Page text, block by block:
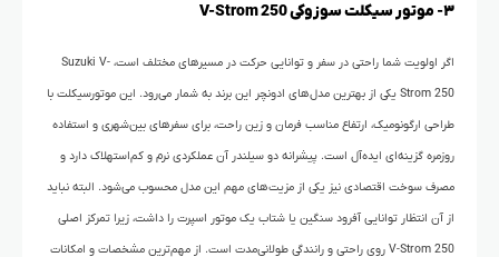
۳- موتور سیکلت سوزوکی V-Strom 250
اگر اولویت شما راحتی در سفر و توانایی حرکت در مسیرهای مختلف است، Suzuki V-
Strom 250 یکی از بهترین مدل‌های ادونچر این برند به شمار می‌رود. این موتورسیکلت با
طراحی ارگونومیک، ارتفاع مناسب فرمان و زین راحت، برای سفرهای بین‌شهری و استفاده
روزمره گزینه‌ای ایده‌آل است. پیشرانه دو سیلندر آن عملکردی نرم و کم‌استهلاک دارد و
مصرف سوخت اقتصادی نیز یکی از مزیت‌های مهم این مدل محسوب می‌شود. البته نباید
از آن انتظار توانایی آفرود سنگین یا شتاب یک موتور اسپرت را داشت، زیرا تمرکز اصلی
V-Strom 250 روی راحتی و رانندگی طولانی‌مدت است. از مهم‌ترین مشخصات و امکانات